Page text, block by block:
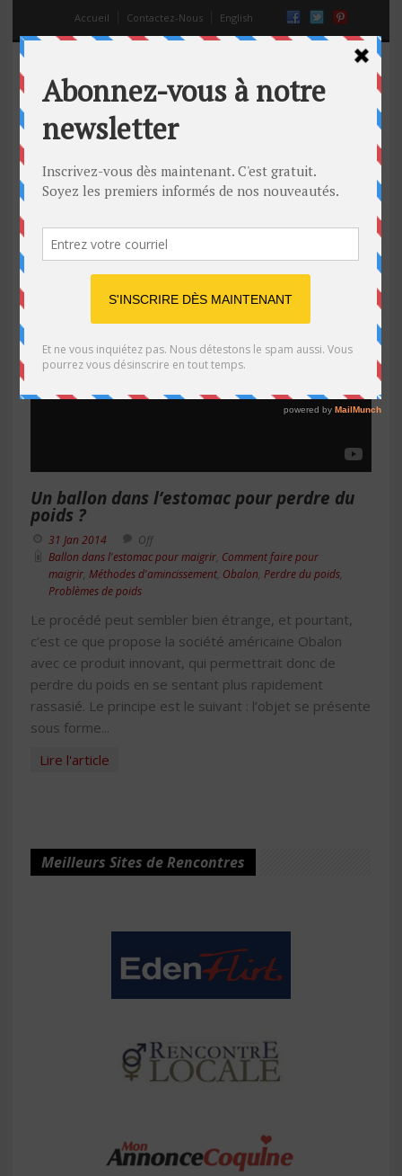
Accueil Contactez-Nous English
Problèmes de poids
Un ballon dans l’estomac pour perdre du
poids ?
31 Jan 2014
Off
Ballon dans l'estomac pour maigrir Comment faire pour
maigrir Méthodes d'amincissement Obalon Perdre du poids
Problèmes de poids
Le procédé peut sembler bien étrange, et pourtant,
c’est ce que propose la société américaine Obalon
avec ce produit innovant, qui permettrait donc de
perdre du poids en se sentant plus rapidement
rassasié. Le principe est le suivant : l’objet se présente
sous forme...
Lire l'article
Meilleurs Sites de Rencontres